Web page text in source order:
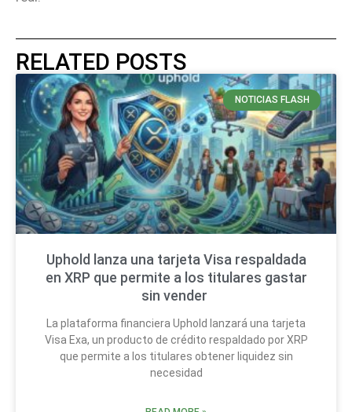
RELATED POSTS
NOTICIAS FLASH
Uphold lanza una tarjeta Visa respaldada
en XRP que permite a los titulares gastar
sin vender
La plataforma financiera Uphold lanzará una tarjeta
Visa Exa, un producto de crédito respaldado por XRP
que permite a los titulares obtener liquidez sin
necesidad